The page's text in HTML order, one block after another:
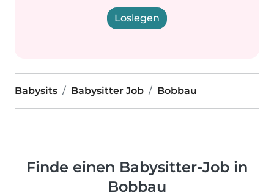
Loslegen
Babysits Babysitter Job Bobbau
Finde einen Babysitter-Job in
Bobbau